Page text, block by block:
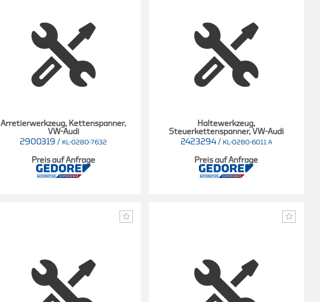
Arretierwerkzeug, Kettenspanner,
VW-Audi
2900319 / KL-0280-7632
Preis auf Anfrage
Haltewerkzeug,
Steuerkettenspanner, VW-Audi
2423294 / KL-0280-6011 A
Preis auf Anfrage